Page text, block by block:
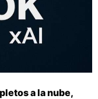
a la nube,